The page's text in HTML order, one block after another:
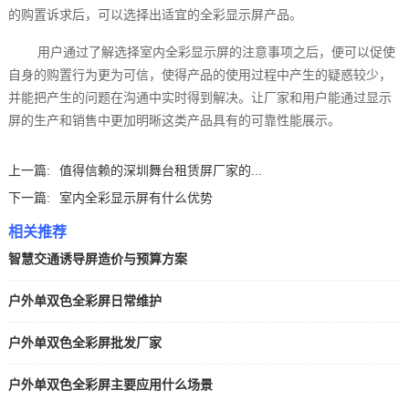
的购置诉求后，可以选择出适宜的全彩显示屏产品。
用户通过了解选择室内全彩显示屏的注意事项之后，便可以促使
自身的购置行为更为可信，使得产品的使用过程中产生的疑惑较少，
并能把产生的问题在沟通中实时得到解决。让厂家和用户能通过显示
屏的生产和销售中更加明晰这类产品具有的可靠性能展示。
上一篇:
值得信赖的深圳舞台租赁屏厂家的...
下一篇:
室内全彩显示屏有什么优势
相关推荐
智慧交通诱导屏造价与预算方案
户外单双色全彩屏日常维护
户外单双色全彩屏批发厂家
户外单双色全彩屏主要应用什么场景